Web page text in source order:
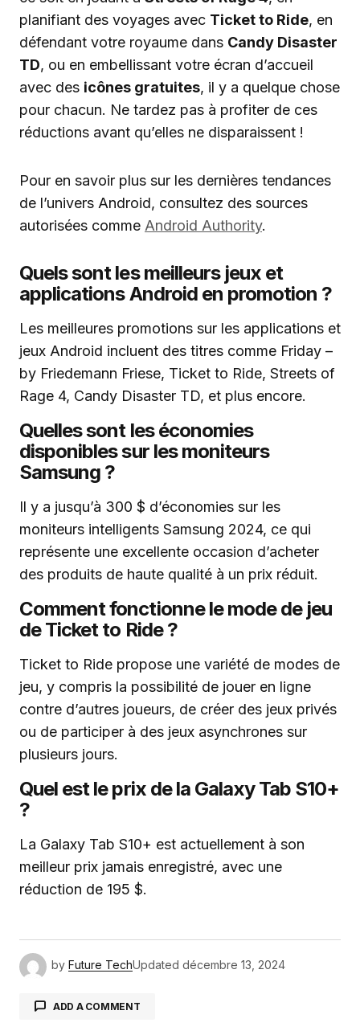
planifiant des voyages avec Ticket to Ride, en
défendant votre royaume dans Candy Disaster
TD, ou en embellissant votre écran d’accueil
avec des icônes gratuites, il y a quelque chose
pour chacun. Ne tardez pas à profiter de ces
réductions avant qu’elles ne disparaissent !
Pour en savoir plus sur les dernières tendances
de l’univers Android, consultez des sources
autorisées comme Android Authority.
Quels sont les meilleurs jeux et
applications Android en promotion ?
Les meilleures promotions sur les applications et
jeux Android incluent des titres comme Friday –
by Friedemann Friese, Ticket to Ride, Streets of
Rage 4, Candy Disaster TD, et plus encore.
Quelles sont les économies
disponibles sur les moniteurs
Samsung ?
Il y a jusqu’à 300 $ d’économies sur les
moniteurs intelligents Samsung 2024, ce qui
représente une excellente occasion d’acheter
des produits de haute qualité à un prix réduit.
Comment fonctionne le mode de jeu
de Ticket to Ride ?
Ticket to Ride propose une variété de modes de
jeu, y compris la possibilité de jouer en ligne
contre d’autres joueurs, de créer des jeux privés
ou de participer à des jeux asynchrones sur
plusieurs jours.
Quel est le prix de la Galaxy Tab S10+
?
La Galaxy Tab S10+ est actuellement à son
meilleur prix jamais enregistré, avec une
réduction de 195 $.
by Future TechUpdated décembre 13, 2024
ADD A COMMENT